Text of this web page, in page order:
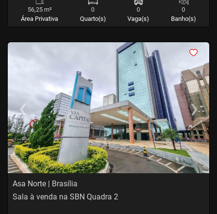
56,25 m²
Área Privativa
0
Quarto(s)
0
Vaga(s)
0
Banho(s)
<
‹Previous ›Next
Asa Norte | Brasília
Sala à venda na SBN Quadra 2